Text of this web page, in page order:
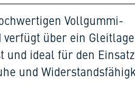
Vollgummi-
über ein
und ideal für den
und